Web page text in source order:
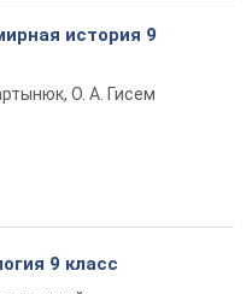
история 9
О. А. Гисем
9 класс